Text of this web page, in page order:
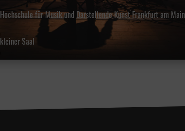
Hochschule für Musik und Darstellende Kunst Frankfurt am Main
kleiner Saal